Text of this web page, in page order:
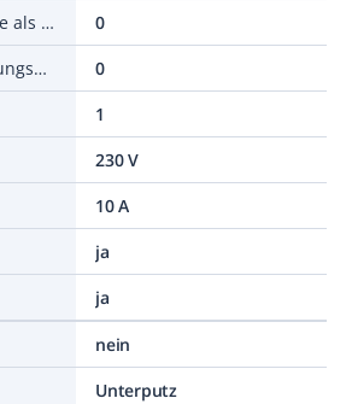
Anzahl der Kontakte als Wechsler
0
Anzahl der Betätigungswippen
0
1
230 V
10 A
ja
ja
nein
Unterputz